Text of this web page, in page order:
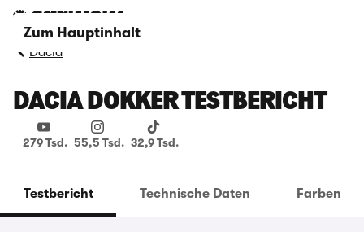
Zum Hauptinhalt
Dacia
DACIA DOKKER TESTBERICHT
279 Tsd. 55,5 Tsd. 32,9 Tsd.
Testbericht Technische Daten Farben